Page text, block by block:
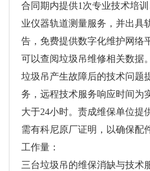
合同期内提供1次专业技术培
业仪器轨道测量服务，并出具
告，免费提供数字化维护网络
可以查阅垃圾吊维修相关数据
垃圾吊产生故障后的技术问题
务，远程技术服务响应时间为
大于24小时。责成维保单位提
需有科尼原厂证明，以确保配
工作量：
三台垃圾吊的维保消缺与技术